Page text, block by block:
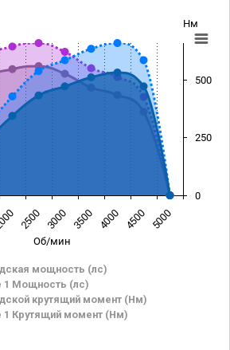
Об/мин
Нм
мощность (лс)
1 Мощность (лс)
крутящий момент (Нм)
1 Крутящий момент (Нм)
2500 3000 3500 4000 4500 5000
0
250
500